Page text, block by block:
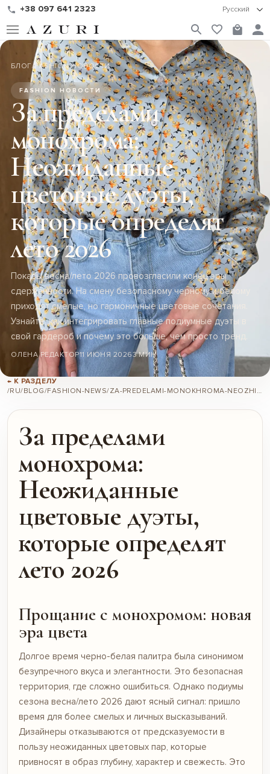
+38 097 641 2323 Русский
БЛОГ/FASHION НОВОСТИ
FASHION НОВОСТИ
За пределами
монохрома:
Неожиданные
цветовые дуэты,
которые определят
лето 2026
Показы весна/лето 2026 провозгласили конец эры
сдержанности. На смену безопасному черному и белому
приходят смелые, но гармоничные цветовые сочетания.
Узнайте, как интегрировать главные подиумные дуэты в
свой гардероб и почему это больше, чем просто тренд.
ОЛЕНА РЕДАКТОР11 ИЮНЯ 20263 МИН
← К РАЗДЕЛУ
/RU/BLOG/FASHION-NEWS/ZA-PREDELAMI-MONOKHROMA-NEOZHIDANNYE-TSVETOVYE-DUETY-KOTORYE-OPREDELIAT-LETO-2026/
За пределами
монохрома:
Неожиданные
цветовые дуэты,
которые определят
лето 2026
Прощание с монохромом: новая
эра цвета
Долгое время черно-белая палитра была синонимом
безупречного вкуса и элегантности. Это безопасная
территория, где сложно ошибиться. Однако подиумы
сезона весна/лето 2026 дают ясный сигнал: пришло
время для более смелых и личных высказываний.
Дизайнеры отказываются от предсказуемости в
пользу неожиданных цветовых пар, которые
привносят в образ глубину, характер и свежесть. Это